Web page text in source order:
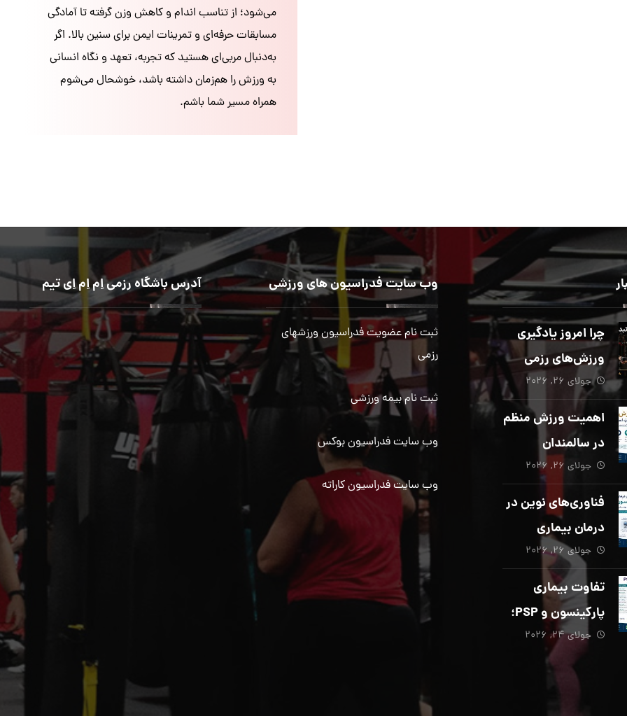
می‌شود؛ از تناسب اندام و کاهش وزن گرفته تا آمادگی
مسابقات حرفه‌ای و تمرینات ایمن برای سنین بالا. اگر
به‌دنبال مربی‌ای هستید که تجربه، تعهد و نگاه انسانی
به ورزش را هم‌زمان داشته باشد، خوشحال می‌شوم
همراه مسیر شما باشم.
چرا امروز یادگیری
ورزش‌های رزمی
بیش از هر زمان
دیگری ضروری
است؟
جولای ۲۶, ۲۰۲۶
اهمیت ورزش منظم
در سالمندان
جولای ۲۶, ۲۰۲۶
فناوری‌های نوین در
درمان بیماری
پارکینسون؛ از هوش
مصنوعی تا تحریک
عمقی مغز
جولای ۲۶, ۲۰۲۶
تفاوت بیماری
پارکینسون و PSP؛
از تشخیص تا
توانبخشی تخصصی
در منزل_بخش پنجم
جولای ۲۴, ۲۰۲۶
وب سایت فدراسیون های ورزشی
ثبت نام عضویت فدراسیون ورزشهای
رزمی
ثبت نام بیمه ورزشی
وب سایت فدراسیون بوکس
وب سایت فدراسیون کاراته
آدرس باشگاه رزمی اِم اِم اِی تیم